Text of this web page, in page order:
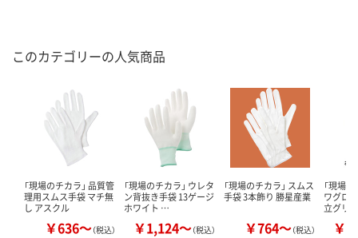
このカテゴリーの人気商品
「現場のチカラ」 品質管
理用スムス手袋 マチ無
し アスクル
￥636～（税込）
「現場のチカラ」 ウレタ
ン背抜き手袋 13ゲージ
ホワイト …
￥1,124～（税込）
「現場のチカラ」 スムス
手袋 3本飾り 勝星産業
￥764～（税込）
「現場
ワグロ
立グリ
￥